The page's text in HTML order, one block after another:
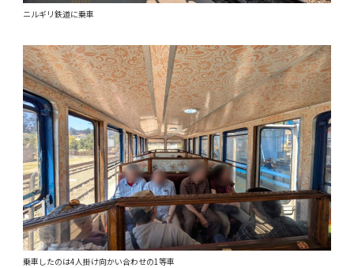
ニルギリ鉄道に乗車
乗車したのは4人掛け向かい合わせの1等車